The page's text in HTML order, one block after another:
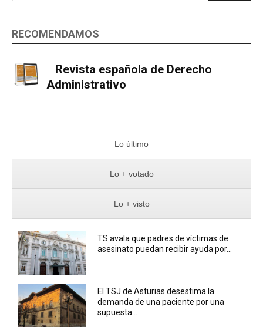
RECOMENDAMOS
Revista española de Derecho
Administrativo
Lo último
Lo + votado
Lo + visto
TS avala que padres de víctimas de
asesinato puedan recibir ayuda por...
El TSJ de Asturias desestima la
demanda de una paciente por una
supuesta...